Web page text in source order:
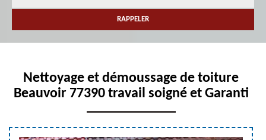
Nettoyage et démoussage de toiture
Beauvoir 77390 travail soigné et Garanti